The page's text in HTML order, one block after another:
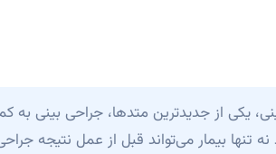
یکی از جدیدترین متدها، جراحی بینی
تنها بیمار می‌تواند قبل از عمل نتیجه